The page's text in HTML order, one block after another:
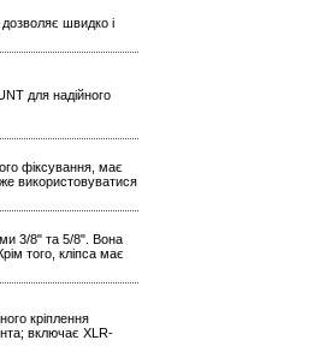
швидко і
для надійного
фіксування, має
використовуватися
3/8" та 5/8". Вона
того, кліпса має
кріплення
включає XLR-